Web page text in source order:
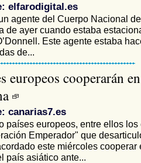
elfarodigital.es
agente del Cuerpo Nacional
de ayer cuando estaba
Este agente estaba
de...
europeos cooperarán
canarias7.es
países europeos, entre ellos los
Emperador" que
este miércoles cooperar
país asiático ante...